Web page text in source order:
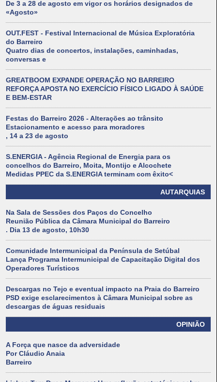
De 3 a 28 de agosto em vigor os horários designados de
«Agosto»
OUT.FEST - Festival Internacional de Música Exploratória
do Barreiro
Quatro dias de concertos, instalações, caminhadas,
conversas e
GREATBOOM EXPANDE OPERAÇÃO NO BARREIRO
REFORÇA APOSTA NO EXERCÍCIO FÍSICO LIGADO À SAÚDE
E BEM-ESTAR
Festas do Barreiro 2026 - Alterações ao trânsito
Estacionamento e acesso para moradores
, 14 a 23 de agosto
S.ENERGIA - Agência Regional de Energia para os
concelhos do Barreiro, Moita, Montijo e Alcochete
Medidas PPEC da S.ENERGIA terminam com êxito<
AUTARQUIAS
Na Sala de Sessões dos Paços do Concelho
Reunião Pública da Câmara Municipal do Barreiro
. Dia 13 de agosto, 10h30
Comunidade Intermunicipal da Península de Setúbal
Lança Programa Intermunicipal de Capacitação Digital dos
Operadores Turísticos
Descargas no Tejo e eventual impacto na Praia do Barreiro
PSD exige esclarecimentos à Câmara Municipal sobre as
descargas de águas residuais
OPINIÃO
A Força que nasce da adversidade
Por Cláudio Anaia
Barreiro